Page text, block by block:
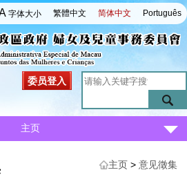
Português
简体中文
繁體中文
字体大小
委员登入
主页
主页> 意见徵集